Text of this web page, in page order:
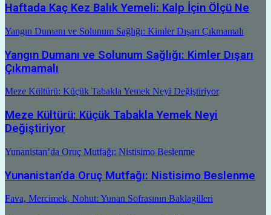
Haftada Kaç Kez Balık Yemeli: Kalp İçin Ölçü Ne
Yangın Dumanı ve Solunum Sağlığı: Kimler Dışarı Çıkmamalı
Yangın Dumanı ve Solunum Sağlığı: Kimler Dışarı
Çıkmamalı
Meze Kültürü: Küçük Tabakla Yemek Neyi Değiştiriyor
Meze Kültürü: Küçük Tabakla Yemek Neyi
Değiştiriyor
Yunanistan’da Oruç Mutfağı: Nistisimo Beslenme
Yunanistan’da Oruç Mutfağı: Nistisimo Beslenme
Fava, Mercimek, Nohut: Yunan Sofrasının Baklagilleri